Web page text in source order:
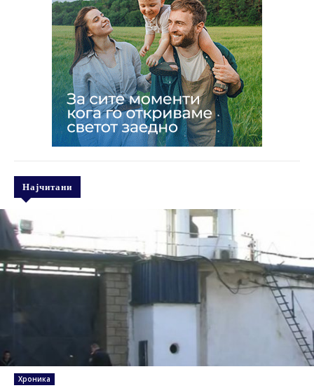
Најчитани
Хроника